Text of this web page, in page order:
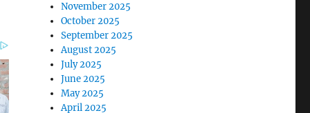
November 2025
October 2025
September 2025
August 2025
July 2025
June 2025
May 2025
April 2025